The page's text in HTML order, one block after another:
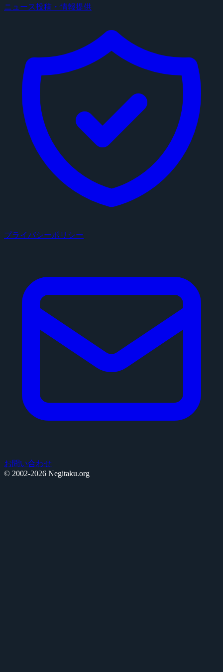
ニュース投稿・情報提供
プライバシーポリシー
お問い合わせ
© 2002-2026 Negitaku.org